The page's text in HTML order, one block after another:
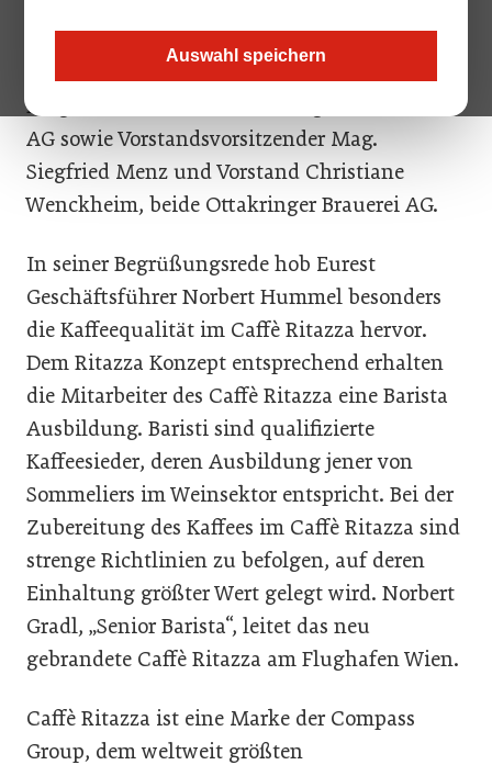
Auswahl speichern
Christian Domany, Direktor Michael Tmej und
Helga Stadlbauer, alle drei Flughafen Wien
AG sowie Vorstandsvorsitzender Mag.
Siegfried Menz und Vorstand Christiane
Wenckheim, beide Ottakringer Brauerei AG.
In seiner Begrüßungsrede hob Eurest
Geschäftsführer Norbert Hummel besonders
die Kaffeequalität im Caffè Ritazza hervor.
Dem Ritazza Konzept entsprechend erhalten
die Mitarbeiter des Caffè Ritazza eine Barista
Ausbildung. Baristi sind qualifizierte
Kaffeesieder, deren Ausbildung jener von
Sommeliers im Weinsektor entspricht. Bei der
Zubereitung des Kaffees im Caffè Ritazza sind
strenge Richtlinien zu befolgen, auf deren
Einhaltung größter Wert gelegt wird. Norbert
Gradl, „Senior Barista“, leitet das neu
gebrandete Caffè Ritazza am Flughafen Wien.
Caffè Ritazza ist eine Marke der Compass
Group, dem weltweit größten